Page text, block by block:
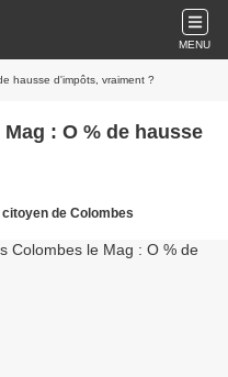
MENU
hausse d'impôts, vraiment ?
: O % de hausse
de Colombes